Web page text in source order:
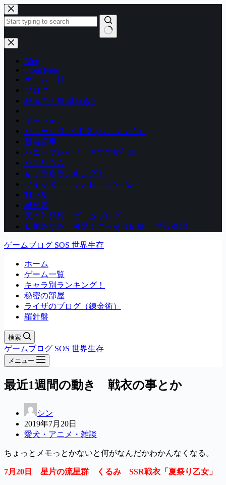
コ
ン
テ
ン
ツ
結
Blog
Front Page
ゲーム一覧
ブログ
秘密の部屋 謎解き0
キャラ紹介
ハニー×ブレイド２ (ハニブレ２）
新着記事
ハニーブレイド おすすめ記事
ハニリウム
キャラ別ランキング！
ツイッター フォローしてね♪
TIPS集
早見表
天才的発想 ゲームブログ
初川みなみ 可愛くこっそり応援！ 特設会場
ゲームブログ SOS 世界生存
ホーム
ゲーム一覧
キャラ別ランキング！
秘密の部屋
ライザのブログ（錬金術）
羅針盤
検索
ゲームブログ SOS 世界生存
メニュー
最近1週間の動き 戦衣の事とか
シン
2019年7月20日
愛犬・アニメ・雑談
ちょっとメモっとかないと何がなんだかわかんなくなる。
7月20日 星片の流星群 くるみ SSR戦衣「夏祭り乙女」